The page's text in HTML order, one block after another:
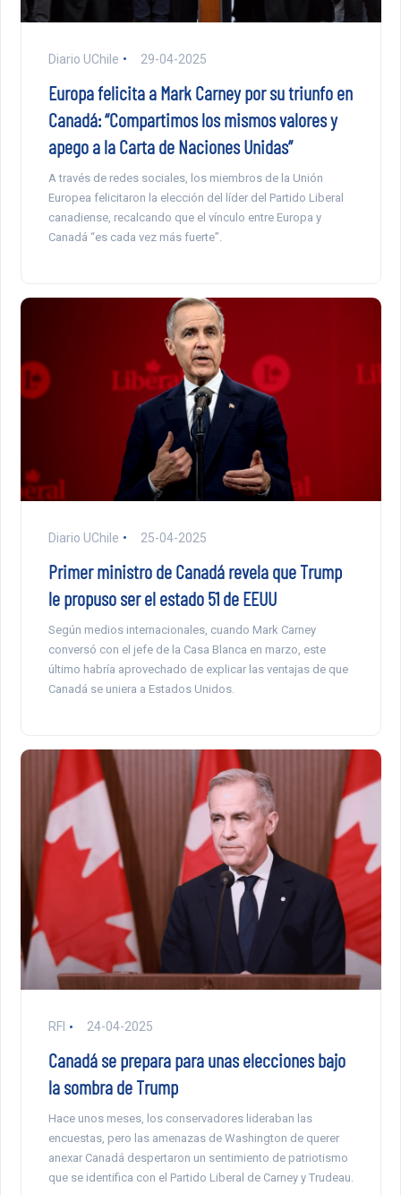
Diario UChile 29-04-2025
Europa felicita a Mark Carney por su triunfo en
Canadá: “Compartimos los mismos valores y
apego a la Carta de Naciones Unidas”
A través de redes sociales, los miembros de la Unión
Europea felicitaron la elección del líder del Partido Liberal
canadiense, recalcando que el vínculo entre Europa y
Canadá “es cada vez más fuerte”.
Diario UChile 25-04-2025
Primer ministro de Canadá revela que Trump
le propuso ser el estado 51 de EEUU
Según medios internacionales, cuando Mark Carney
conversó con el jefe de la Casa Blanca en marzo, este
último habría aprovechado de explicar las ventajas de que
Canadá se uniera a Estados Unidos.
RFI 24-04-2025
Canadá se prepara para unas elecciones bajo
la sombra de Trump
Hace unos meses, los conservadores lideraban las
encuestas, pero las amenazas de Washington de querer
anexar Canadá despertaron un sentimiento de patriotismo
que se identifica con el Partido Liberal de Carney y Trudeau.